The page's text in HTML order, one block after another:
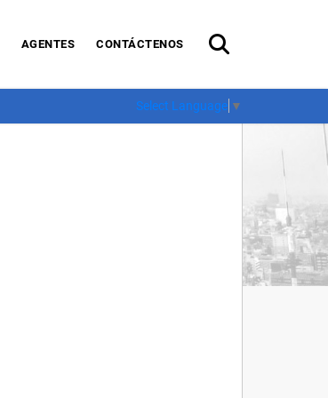
AGENTES CONTÁCTENOS
Select Language ▼